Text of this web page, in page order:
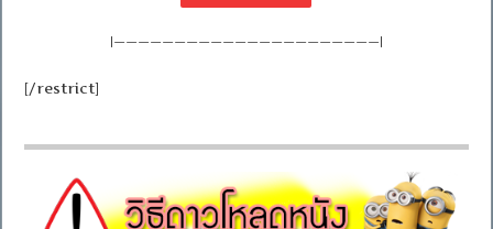
|——————————————————————|
[/restrict]